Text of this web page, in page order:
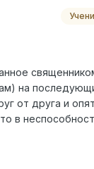
на
от друга и
в